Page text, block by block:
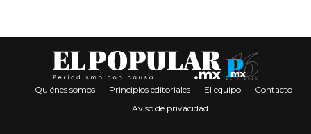
Quiénes somos Principios editoriales El equipo
Contacto
Aviso de privacidad